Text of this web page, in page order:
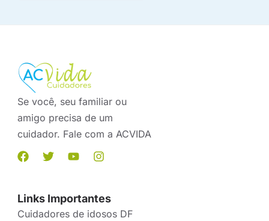
Se você, seu familiar ou
amigo precisa de um
cuidador. Fale com a ACVIDA
Links Importantes
Cuidadores de idosos DF